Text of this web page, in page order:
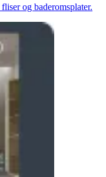
og baderomsplater.